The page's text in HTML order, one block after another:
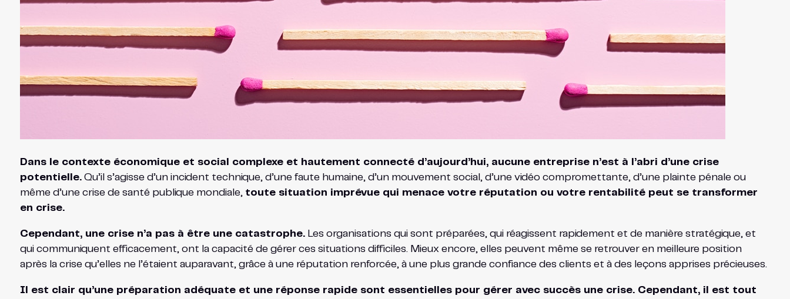
Dans le contexte économique et social complexe et hautement connecté d’aujourd’hui, aucune entreprise n’est à l’abri d’une crise
potentielle.Qu’il s’agisse d’un incident technique, d’une faute humaine, d’un mouvement social, d’une vidéo compromettante, d’une plainte pénale ou
même d’une crise de santé publique mondiale, toute situation imprévue qui menace votre réputation ou votre rentabilité peut se transformer
en crise.
Cependant, une crise n’a pas à être une catastrophe.Les organisations qui sont préparées, qui réagissent rapidement et de manière stratégique, et
qui communiquent efficacement, ont la capacité de gérer ces situations difficiles. Mieux encore, elles peuvent même se retrouver en meilleure position
après la crise qu’elles ne l’étaient auparavant, grâce à une réputation renforcée, à une plus grande confiance des clients et à des leçons apprises précieuses.
Il est clair qu’une préparation adéquate et une réponse rapide sont essentielles pour gérer avec succès une crise. Cependant, il est tout